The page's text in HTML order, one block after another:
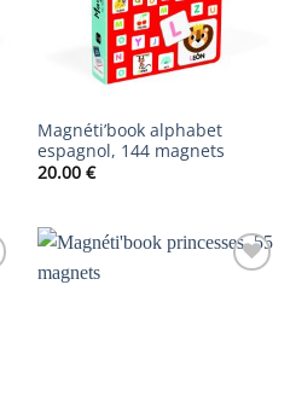
Magnéti’book alphabet
espagnol, 144 magnets
20.00 €